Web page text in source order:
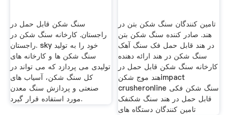
سنگ شکن قابل حمل در
راجستان. کارخانه سنگ شکن در
راجستان. sky خود را به تولید
سنگ شکن ها و کارخانه های
تولیدی می پردازد که می تواند در
کل سنگ شکن، آسیاب های
صنعتی و پردازش سنگ معدن
مورد استفاده قرار گیرد.
تامین کنندگان سنگ شکن بتن در
هند. صادر کننده سنگ شکن بتن
در هند قابل حمل فک سنگ آهک
سنگ شکن در هند ارائه دهنده
کارخانه سنگ شکن قابل حمل در
هند موج شکنimpact
crusheronline سنگ شکن فکی
قابل حمل در هند سنگ شکنفک
تامین کنندگان دستگاه های